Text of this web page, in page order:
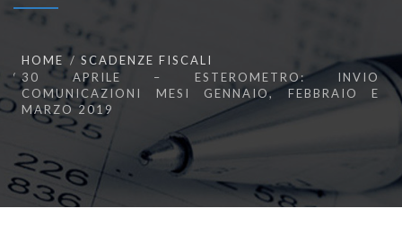
HOME
SCADENZE FISCALI
30 APRILE – ESTEROMETRO: INVIO
COMUNICAZIONI MESI GENNAIO, FEBBRAIO E
MARZO 2019